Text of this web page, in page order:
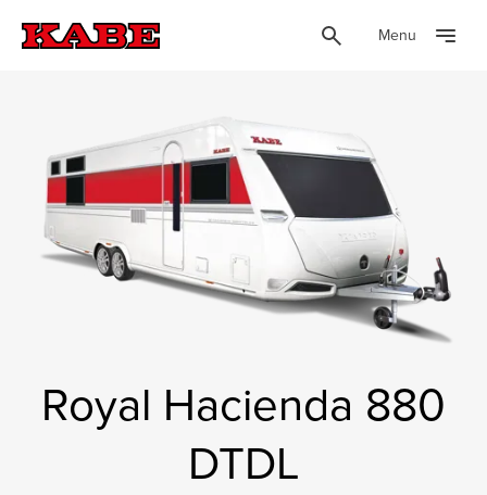
Menu
Royal Hacienda 880
DTDL